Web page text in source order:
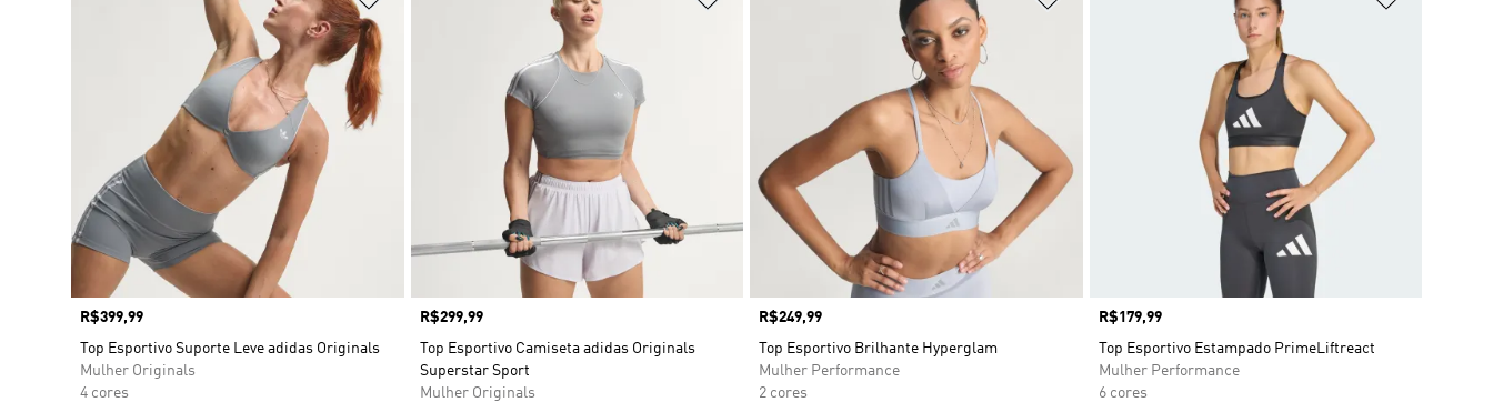
Preço
R$399,99
Top Esportivo Suporte Leve adidas Originals
Mulher Originals
4 cores
Preço
R$299,99
Top Esportivo Camiseta adidas Originals
Superstar Sport
Mulher Originals
Preço
R$249,99
Top Esportivo Brilhante Hyperglam
Mulher Performance
2 cores
Preço
R$179,99
Top Esportivo Estampado PrimeLiftreact
Mulher Performance
6 cores